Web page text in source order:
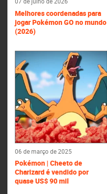
Melhores coordenadas para
jogar Pokémon GO no mundo
(2026)
06 de março de 2025
Pokémon | Cheeto de
Charizard é vendido por
quase US$ 90 mil